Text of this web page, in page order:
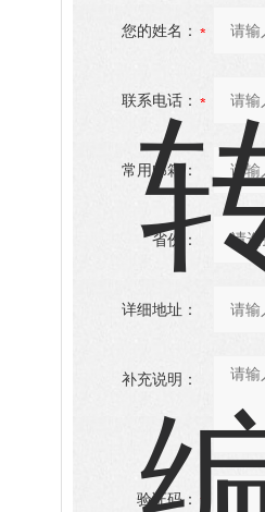
您的姓名：
联系电话：
常用邮箱：
省份：
详细地址：
补充说明：
验证码：